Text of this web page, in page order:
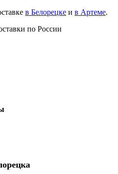
в Белорецке и в Артеме.
по России